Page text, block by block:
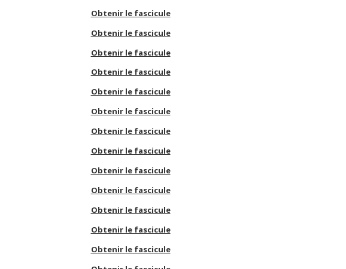
Obtenir le fascicule
Obtenir le fascicule
Obtenir le fascicule
Obtenir le fascicule
Obtenir le fascicule
Obtenir le fascicule
Obtenir le fascicule
Obtenir le fascicule
Obtenir le fascicule
Obtenir le fascicule
Obtenir le fascicule
Obtenir le fascicule
Obtenir le fascicule